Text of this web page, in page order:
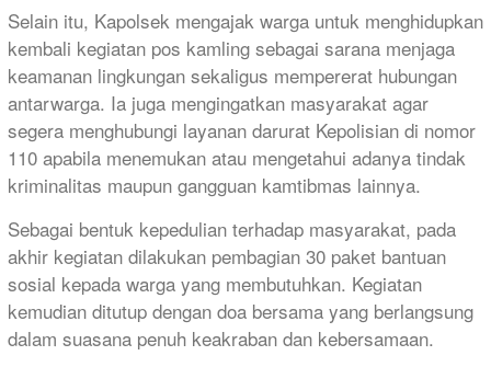
Selain itu, Kapolsek mengajak warga untuk menghidupkan
kembali kegiatan pos kamling sebagai sarana menjaga
keamanan lingkungan sekaligus mempererat hubungan
antarwarga. Ia juga mengingatkan masyarakat agar
segera menghubungi layanan darurat Kepolisian di nomor
110 apabila menemukan atau mengetahui adanya tindak
kriminalitas maupun gangguan kamtibmas lainnya.
Sebagai bentuk kepedulian terhadap masyarakat, pada
akhir kegiatan dilakukan pembagian 30 paket bantuan
sosial kepada warga yang membutuhkan. Kegiatan
kemudian ditutup dengan doa bersama yang berlangsung
dalam suasana penuh keakraban dan kebersamaan.